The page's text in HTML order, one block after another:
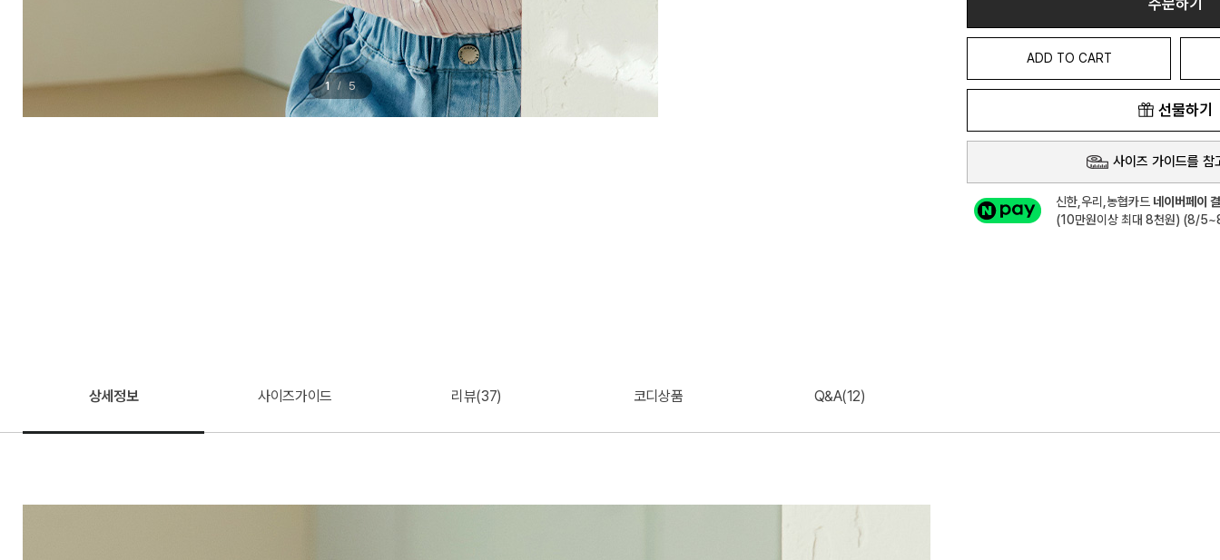
1 / 5
ADD TO CART
선물하기
사이즈 가이드를 참
신한,우리,농협카드 네이버페이
(10만원이상 최대 8천원) (8/
상세정보 사이즈가이드 리뷰(37) 코디상품 Q&A(12)